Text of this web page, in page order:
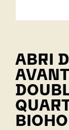
ABRI